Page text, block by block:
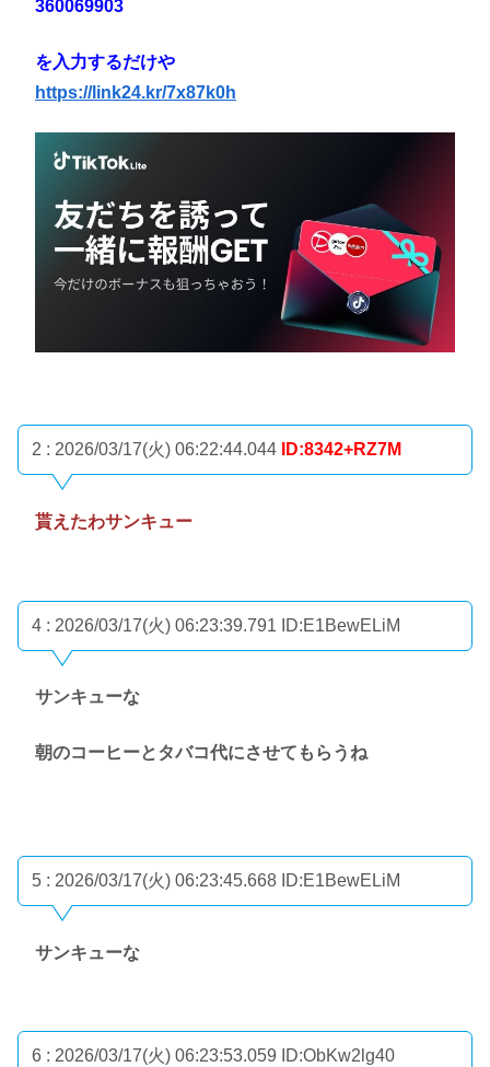
360069903
を入力するだけや
https://link24.kr/7x87k0h
2 : 2026/03/17(火) 06:22:44.044 ID:8342+RZ7M
貰えたわサンキュー
4 : 2026/03/17(火) 06:23:39.791 ID:E1BewELiM
サンキューな
朝のコーヒーとタバコ代にさせてもらうね
5 : 2026/03/17(火) 06:23:45.668 ID:E1BewELiM
サンキューな
6 : 2026/03/17(火) 06:23:53.059 ID:ObKw2lg40